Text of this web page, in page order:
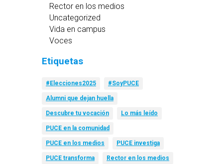
Rector en los medios
Uncategorized
Vida en campus
Voces
Etiquetas
#Elecciones2025 #SoyPUCE
Alumni que dejan huella
Descubre tu vocación Lo más leído
PUCE en la comunidad
PUCE en los medios PUCE investiga
PUCE transforma Rector en los medios